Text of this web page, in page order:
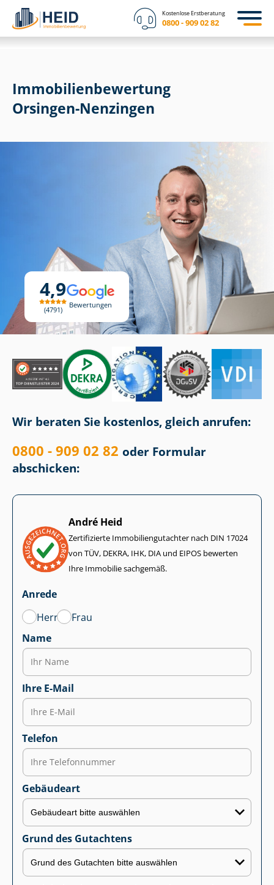
Kostenlose Erstberatung
0800 - 909 02 82
4,9
4791
Bewertungen
Immobilien­bewertung
Orsingen-Nenzingen
Wir beraten Sie kostenlos, gleich anrufen:
0800 - 909 02 82 oder Formular
abschicken:
André Heid
Zertifizierte Im­mo­bi­li­en­gut­ach­ter nach DIN 17024
von TÜV, DEKRA, IHK, DIA und EIPOS bewerten
Ihre Immobilie sachgemäß.
Anrede
Herr
Frau
Name
Ihre E-Mail
Telefon
Gebäudeart
Grund des Gutachtens